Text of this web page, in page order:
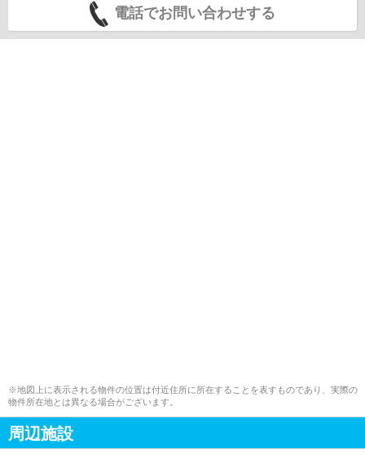
電話でお問い合わせする
※地図上に表示される物件の位置は付近住所に所在することを表すものであり、実際の
物件所在地とは異なる場合がございます。
周辺施設